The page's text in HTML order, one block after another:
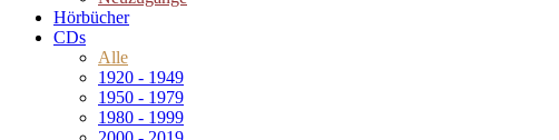
Hörbücher
CDs
Alle
1920 - 1949
1950 - 1979
1980 - 1999